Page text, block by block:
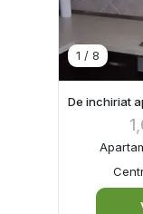
1 / 8
De inchiriat